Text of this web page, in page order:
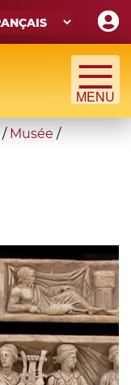
/ Musée /